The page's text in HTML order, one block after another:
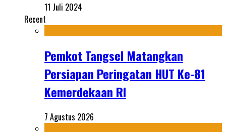
11 Juli 2024
Recent
Pemkot Tangsel Matangkan
Persiapan Peringatan HUT Ke-81
Kemerdekaan RI
7 Agustus 2026